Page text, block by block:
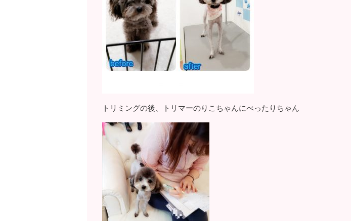
トリミングの後、トリマーのりこちゃんにべったりちゃん